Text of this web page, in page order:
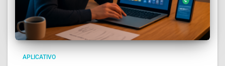
APLICATIVO